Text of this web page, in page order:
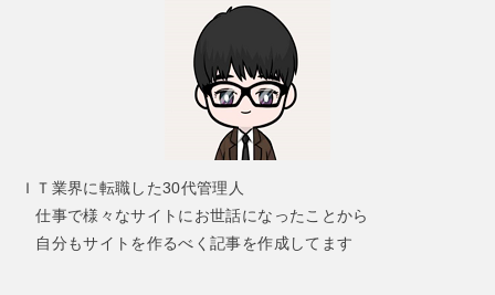
ＩＴ業界に転職した30代管理人
仕事で様々なサイトにお世話になったことから
自分もサイトを作るべく記事を作成してます